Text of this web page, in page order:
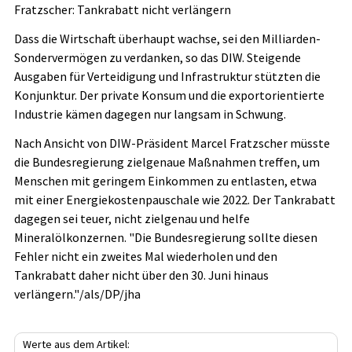
Fratzscher: Tankrabatt nicht verlängern
Dass die Wirtschaft überhaupt wachse, sei den Milliarden-
Sondervermögen zu verdanken, so das DIW. Steigende
Ausgaben für Verteidigung und Infrastruktur stützten die
Konjunktur. Der private Konsum und die exportorientierte
Industrie kämen dagegen nur langsam in Schwung.
Nach Ansicht von DIW-Präsident Marcel Fratzscher müsste
die Bundesregierung zielgenaue Maßnahmen treffen, um
Menschen mit geringem Einkommen zu entlasten, etwa
mit einer Energiekostenpauschale wie 2022. Der Tankrabatt
dagegen sei teuer, nicht zielgenau und helfe
Mineralölkonzernen. "Die Bundesregierung sollte diesen
Fehler nicht ein zweites Mal wiederholen und den
Tankrabatt daher nicht über den 30. Juni hinaus
verlängern."/als/DP/jha
Werte aus dem Artikel: